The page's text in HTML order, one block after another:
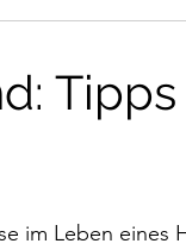
im Leben eines